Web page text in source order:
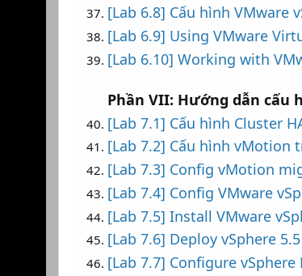
[Lab 6.8] Cấu hình VMware
[Lab 6.9] Using VMware
[Lab 6.10] Working with
Phần VII: Hướng dẫn cấu
[Lab 7.1] Cấu hình Cluster
[Lab 7.2] Cấu hình vMotion
[Lab 7.3] Config vMotion
[Lab 7.4] Config VMware
[Lab 7.5] Install VMware
[Lab 7.6] Deploy vSphere
[Lab 7.7] Configure